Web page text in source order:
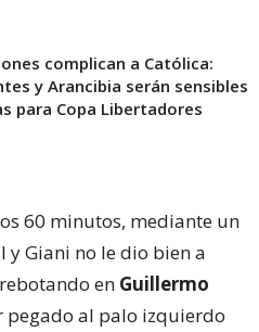
complican a Católica:
y Arancibia serán sensibles
para Copa Libertadores
60 minutos, mediante un
y Giani no le dio bien a
en Guillermo
pegado al palo izquierdo